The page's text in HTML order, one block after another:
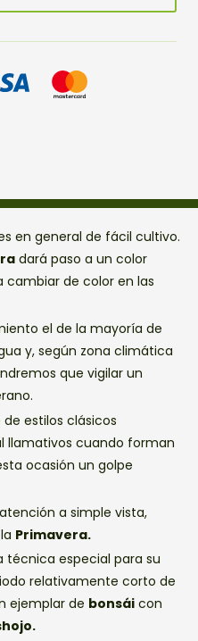
en general de fácil cultivo.
dará paso a un color
cambiar de color en las
el de la mayoría de
y, según zona climática
que vigilar un
estilos clásicos
llamativos cuando forman
ocasión un golpe
a simple vista,
Primavera.
técnica especial para su
relativamente corto de
ejemplar de bonsái con